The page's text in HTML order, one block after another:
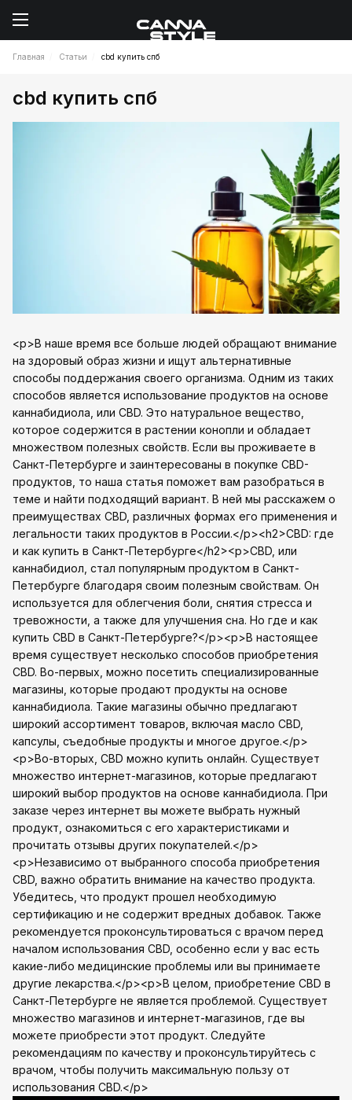
Главная Статьи cbd купить спб
cbd купить спб
<p>В наше время все больше людей обращают внимание
на здоровый образ жизни и ищут альтернативные
способы поддержания своего организма. Одним из таких
способов является использование продуктов на основе
каннабидиола, или CBD. Это натуральное вещество,
которое содержится в растении конопли и обладает
множеством полезных свойств. Если вы проживаете в
Санкт-Петербурге и заинтересованы в покупке CBD-
продуктов, то наша статья поможет вам разобраться в
теме и найти подходящий вариант. В ней мы расскажем о
преимуществах CBD, различных формах его применения и
легальности таких продуктов в России.</p><h2>CBD: где
и как купить в Санкт-Петербурге</h2><p>CBD, или
каннабидиол, стал популярным продуктом в Санкт-
Петербурге благодаря своим полезным свойствам. Он
используется для облегчения боли, снятия стресса и
тревожности, а также для улучшения сна. Но где и как
купить CBD в Санкт-Петербурге?</p><p>В настоящее
время существует несколько способов приобретения
CBD. Во-первых, можно посетить специализированные
магазины, которые продают продукты на основе
каннабидиола. Такие магазины обычно предлагают
широкий ассортимент товаров, включая масло CBD,
капсулы, съедобные продукты и многое другое.</p>
<p>Во-вторых, CBD можно купить онлайн. Существует
множество интернет-магазинов, которые предлагают
широкий выбор продуктов на основе каннабидиола. При
заказе через интернет вы можете выбрать нужный
продукт, ознакомиться с его характеристиками и
прочитать отзывы других покупателей.</p>
<p>Независимо от выбранного способа приобретения
CBD, важно обратить внимание на качество продукта.
Убедитесь, что продукт прошел необходимую
сертификацию и не содержит вредных добавок. Также
рекомендуется проконсультироваться с врачом перед
началом использования CBD, особенно если у вас есть
какие-либо медицинские проблемы или вы принимаете
другие лекарства.</p><p>В целом, приобретение CBD в
Санкт-Петербурге не является проблемой. Существует
множество магазинов и интернет-магазинов, где вы
можете приобрести этот продукт. Следуйте
рекомендациям по качеству и проконсультируйтесь с
врачом, чтобы получить максимальную пользу от
использования CBD.</p>